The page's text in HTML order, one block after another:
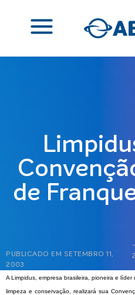
de
PUBLICADO EM SETEMBRO 11,
2003
A Limpidus, empresa brasileira, pioneira e
limpeza e conservação, realizará sua